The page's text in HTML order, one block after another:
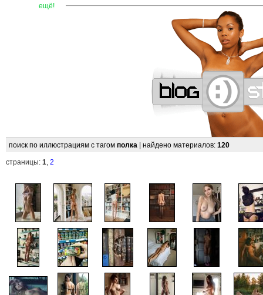
ещё! —————————————————————
поиск по иллюстрациям с тагом полка | найдено материалов: 120
страницы: 1, 2